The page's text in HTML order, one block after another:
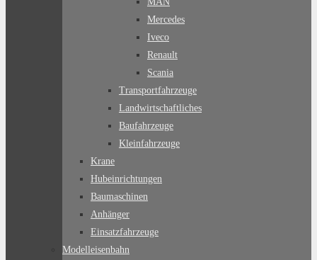
Mercedes
Iveco
Renault
Scania
Transportfahrzeuge
Landwirtschaftliches
Baufahrzeuge
Kleinfahrzeuge
Krane
Hubeinrichtungen
Baumaschinen
Anhänger
Einsatzfahrzeuge
Modelleisenbahn